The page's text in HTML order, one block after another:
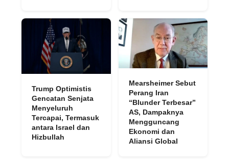
Trump Optimistis
Gencatan Senjata
Menyeluruh
Tercapai, Termasuk
antara Israel dan
Hizbullah
Mearsheimer Sebut
Perang Iran
“Blunder Terbesar”
AS, Dampaknya
Mengguncang
Ekonomi dan
Aliansi Global